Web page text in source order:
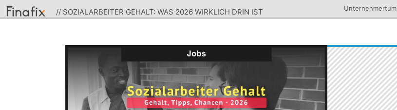
// SOZIALARBEITER GEHALT: WAS 2026 WIRKLICH DRIN IST Unternehmertum